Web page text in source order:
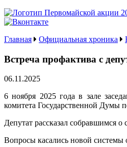
Главная Официальная хроника
Встреча профактива с
06.11.2025
6 ноября 2025 года в зале
комитета Государственной Думы
Депутат рассказал собравшимся
Вопросы касались новой системы